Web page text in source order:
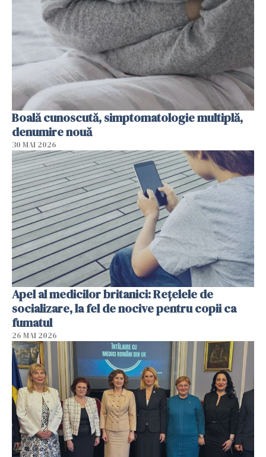
Boală cunoscută, simptomatologie multiplă,
denumire nouă
30 MAI 2026
Apel al medicilor britanici: Reţelele de
socializare, la fel de nocive pentru copii ca
fumatul
26 MAI 2026